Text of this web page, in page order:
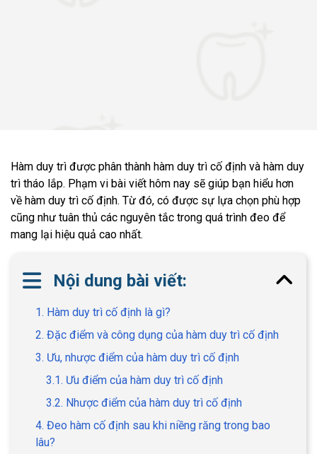
Hàm duy trì được phân thành hàm duy trì cố định và hàm duy
trì tháo lắp. Phạm vi bài viết hôm nay sẽ giúp bạn hiểu hơn
về hàm duy trì cố định. Từ đó, có được sự lựa chọn phù hợp
cũng như tuân thủ các nguyên tắc trong quá trình đeo để
mang lại hiệu quả cao nhất.
Nội dung bài viết:
1. Hàm duy trì cố định là gì?
2. Đặc điểm và công dụng của hàm duy trì cố định
3. Ưu, nhược điểm của hàm duy trì cố định
3.1. Ưu điểm của hàm duy trì cố định
3.2. Nhược điểm của hàm duy trì cố định
4. Đeo hàm cố định sau khi niềng răng trong bao
lâu?